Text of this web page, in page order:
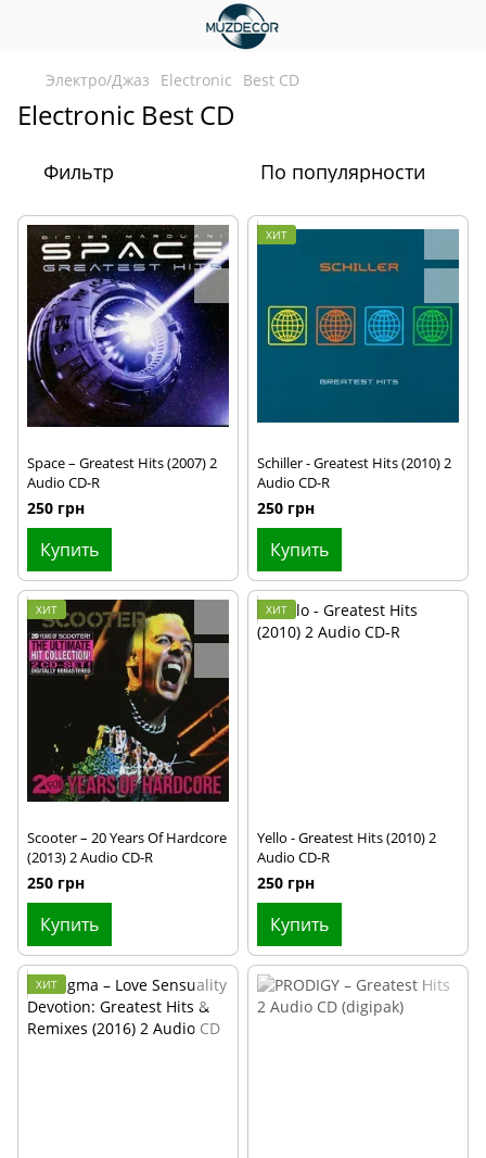
Электро/Джаз Electronic Best CD
Electronic Best CD
Фильтр По популярности
Space – Greatest Hits (2007) 2
Audio CD-R
250 грн
Купить
ХИТ
Schiller - Greatest Hits (2010) 2
Audio CD-R
250 грн
Купить
ХИТ
Scooter – 20 Years Of Hardcore
(2013) 2 Audio CD-R
250 грн
Купить
ХИТ
Yello - Greatest Hits (2010) 2
Audio CD-R
250 грн
Купить
ХИТ